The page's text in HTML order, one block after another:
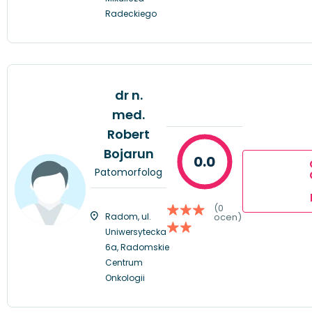
Radeckiego
dr n.
med.
Robert
Bojarun
Patomorfolog
Radom, ul.
Uniwersytecka
6a, Radomskie
Centrum
Onkologii
0.0
(0
ocen)